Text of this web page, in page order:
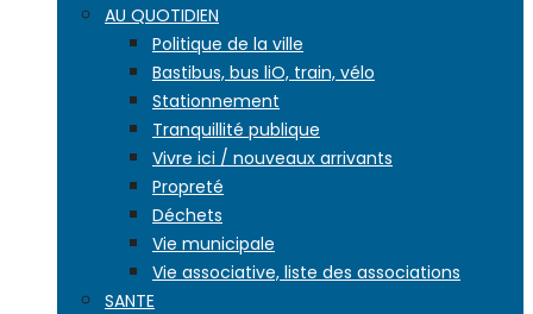
AU QUOTIDIEN
Politique de la ville
Bastibus, bus liO, train, vélo
Stationnement
Tranquillité publique
Vivre ici / nouveaux arrivants
Propreté
Déchets
Vie municipale
Vie associative, liste des associations
SANTE